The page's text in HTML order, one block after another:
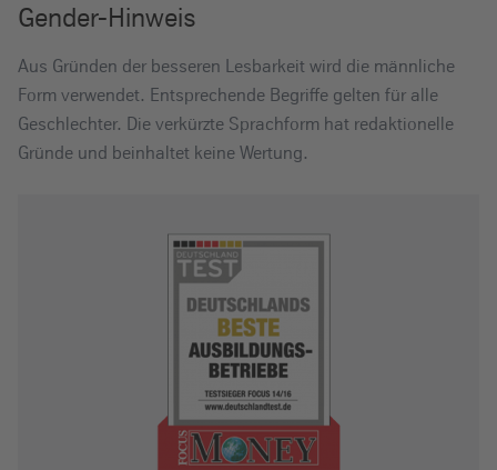
Gender-Hinweis
Aus Gründen der besseren Lesbarkeit wird die männliche
Form verwendet. Entsprechende Begriffe gelten für alle
Geschlechter. Die verkürzte Sprachform hat redaktionelle
Gründe und beinhaltet keine Wertung.